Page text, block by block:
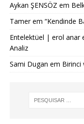
Aykan ŞENSÖZ em
Tamerem “Kendinde
Entelektüel | erol anar
Analiz
Sami Dugan em Birinci